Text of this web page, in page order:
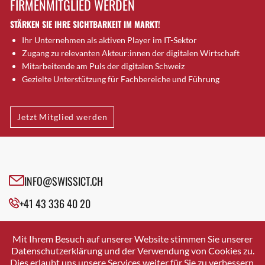
Brugg AG
Brütten
Bubendorf
Bubikon
Buchs (SG)
Bäretswil
Bülach
Cazis
Crissier
Davos Platz
Dierikon
Dietikon
FIRMENMITGLIED WERDEN
STÄRKEN SIE IHRE SICHTBARKEIT IM MARKT!
Ihr Unternehmen als aktiven Player im IT-Sektor
Zugang zu relevanten Akteur:innen der digitalen Wirtschaft
Mitarbeitende am Puls der digitalen Schweiz
Gezielte Unterstützung für Fachbereiche und Führung
Jetzt Mitglied werden
INFO@SWISSICT.CH
+41 43 336 40 20
SWISSICT
VULKANSTRASSE 120
8048 ZURICH
Mit Ihrem Besuch auf unserer Website stimmen Sie unserer
Datenschutzerklärung und der Verwendung von Cookies zu.
Dies erlaubt uns unsere Services weiter für Sie zu verbessern.